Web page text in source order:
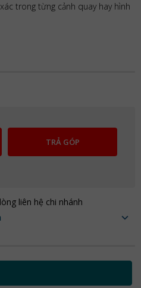
trong từng cảnh quay hay hình
TRẢ GÓP
liên hệ chi nhánh